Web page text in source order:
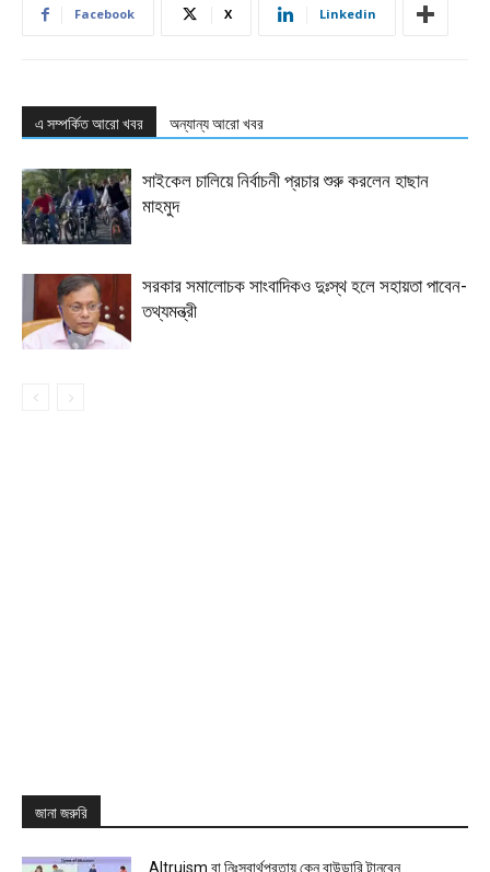
Facebook X Linkedin
এ সম্পর্কিত আরো খবর অন্যান্য আরো খবর
সাইকেল চালিয়ে নির্বাচনী প্রচার শুরু করলেন হাছান
মাহমুদ
সরকার সমালোচক সাংবাদিকও দুঃস্থ হলে সহায়তা পাবেন-
তথ্যমন্ত্রী
জানা জরুরি
Altruism বা নিঃস্বার্থপরতায় কেন বাউন্ডারি টানবেন